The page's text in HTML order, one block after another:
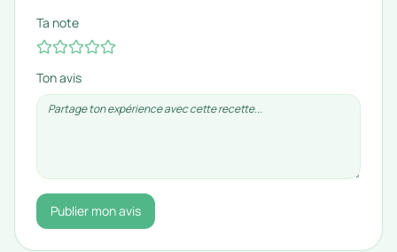
Ta note
Ton avis
Publier mon avis